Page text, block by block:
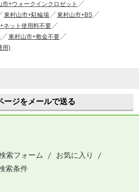
市+ウォークインクロゼット
東村山市+駐輪場
東村山市+BS
ネット使用料不要
東村山市+敷金不要
用)
ージをメールで送る
索フォーム
お気に入り
索条件